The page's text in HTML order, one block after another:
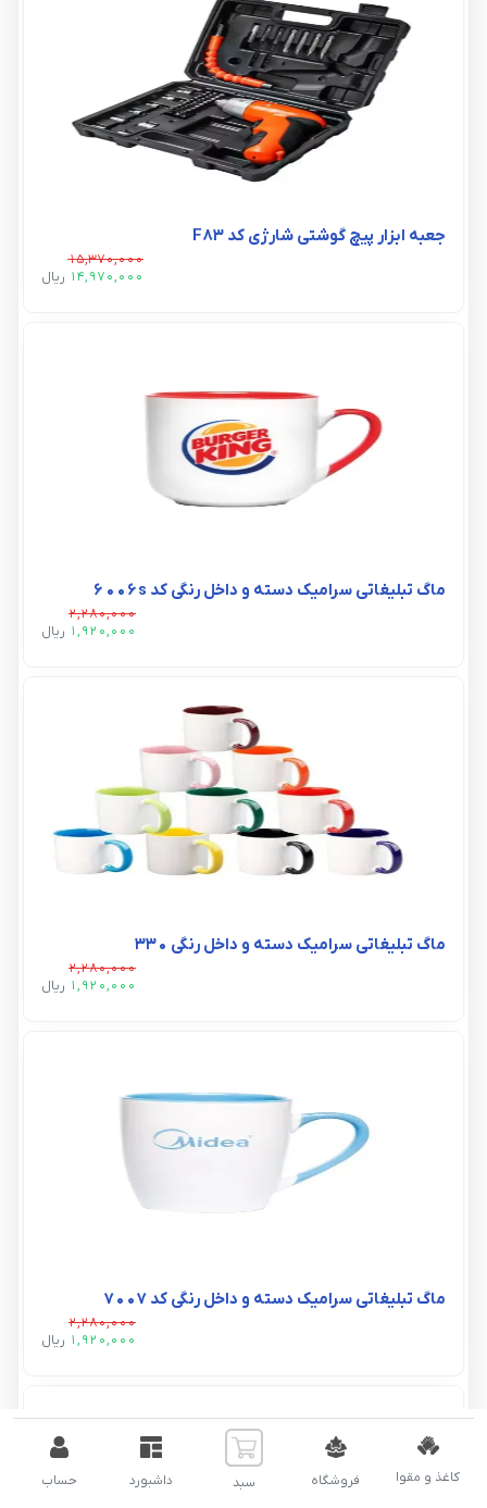
کاغذ و مقوا فروشگاه سبد داشبورد حساب
جعبه ابزار پیچ گوشتی شارژی کد F83
15,370,000
14,970,000 ريال
ماگ تبلیغاتی سرامیک دسته و داخل رنگی کد 6006s
2,280,000
1,920,000 ريال
ماگ تبلیغاتی سرامیک دسته و داخل رنگی ۳۳۰
2,280,000
1,920,000 ريال
ماگ تبلیغاتی سرامیک دسته و داخل رنگی کد ۷۰۰۷
2,280,000
1,920,000 ريال